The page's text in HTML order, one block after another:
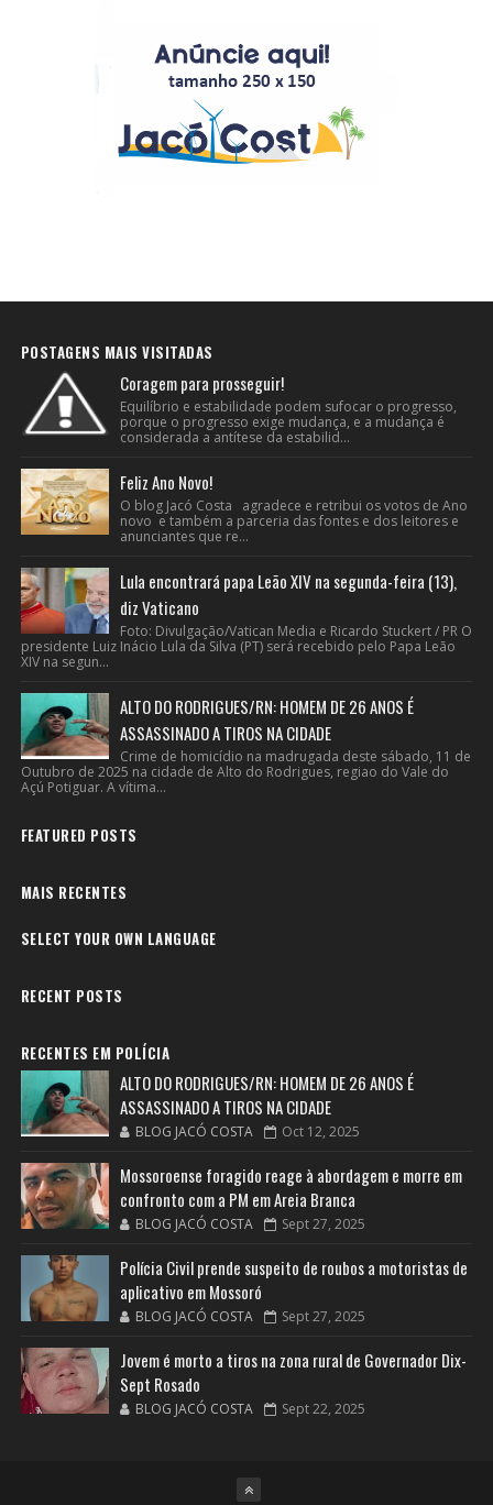
POSTAGENS MAIS VISITADAS
Coragem para prosseguir!
Equilíbrio e estabilidade podem sufocar o progresso,
porque o progresso exige mudança, e a mudança é
considerada a antítese da estabilid...
Feliz Ano Novo!
O blog Jacó Costa agradece e retribui os votos de Ano
novo e também a parceria das fontes e dos leitores e
anunciantes que re...
Lula encontrará papa Leão XIV na segunda-feira (13),
diz Vaticano
Foto: Divulgação/Vatican Media e Ricardo Stuckert / PR O
presidente Luiz Inácio Lula da Silva (PT) será recebido pelo Papa Leão
XIV na segun...
ALTO DO RODRIGUES/RN: HOMEM DE 26 ANOS É
ASSASSINADO A TIROS NA CIDADE
Crime de homicídio na madrugada deste sábado, 11 de
Outubro de 2025 na cidade de Alto do Rodrigues, regiao do Vale do
Açú Potiguar. A vítima...
FEATURED POSTS
MAIS RECENTES
SELECT YOUR OWN LANGUAGE
RECENT POSTS
RECENTES EM POLÍCIA
ALTO DO RODRIGUES/RN: HOMEM DE 26 ANOS É
ASSASSINADO A TIROS NA CIDADE
BLOG JACÓ COSTA Oct 12, 2025
Mossoroense foragido reage à abordagem e morre em
confronto com a PM em Areia Branca
BLOG JACÓ COSTA Sept 27, 2025
Polícia Civil prende suspeito de roubos a motoristas de
aplicativo em Mossoró
BLOG JACÓ COSTA Sept 27, 2025
Jovem é morto a tiros na zona rural de Governador Dix-
Sept Rosado
BLOG JACÓ COSTA Sept 22, 2025